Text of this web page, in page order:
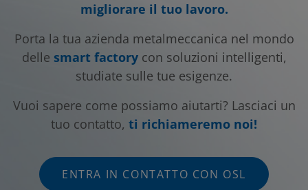
LEGGI
migliorare il tuo lavoro.
Porta la tua azienda metalmeccanica nel mondo
delle smart factorycon soluzioni intelligenti,
studiate sulle tue esigenze.
Vuoi sapere come possiamo aiutarti? Lasciaci un
tuo contatto, ti richiameremo noi!
ENTRA IN CONTATTO CON OSL